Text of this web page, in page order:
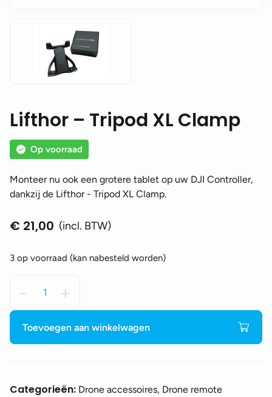
Lifthor – Tripod XL Clamp
Op voorraad
Monteer nu ook een grotere tablet op uw DJI Controller,
dankzij de Lifthor - Tripod XL Clamp.
€ 21,00 (incl. BTW)
3 op voorraad (kan nabesteld worden)
-
Tripod
Clamp
+
Toevoegen aan winkelwagen
Categorieën: Drone accessoires, Drone remote